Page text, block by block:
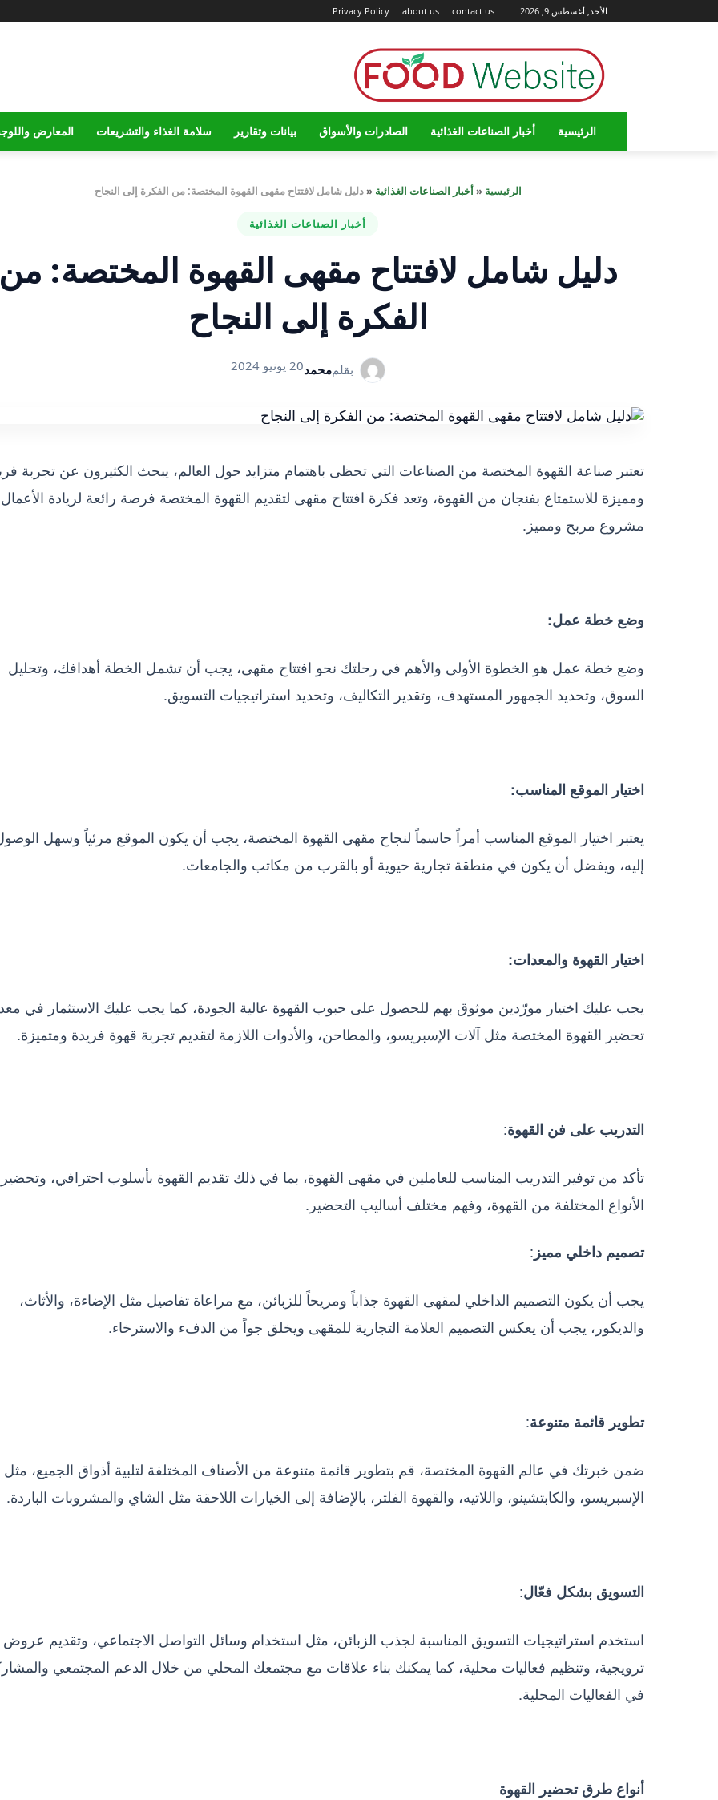
الأحد, أغسطس 9, 2026 Privacy Policy about us contact us
الرئيسية أخبار الصناعات الغذائية الصادرات والأسواق بيانات وتقارير سلامة الغذاء والتشريعات المعارض
الرئيسية «أخبار الصناعات الغذائية «دليل شامل لافتتاح مقهى القهوة المختصة: من الفكرة إلى النجاح
أخبار الصناعات الغذائية
دليل شامل لافتتاح مقهى القهوة المختصة:
الفكرة إلى النجاح
بقلممحمد20 يونيو 2024
تعتبر صناعة القهوة المختصة من الصناعات التي تحظى باهتمام متزايد حول العالم، يبحث الكثيرون عن تجربة
ومميزة للاستمتاع بفنجان من القهوة، وتعد فكرة افتتاح مقهى لتقديم القهوة المختصة فرصة رائعة لريادة الأعمال
مشروع مربح ومميز.
وضع خطة عمل:
وضع خطة عمل هو الخطوة الأولى والأهم في رحلتك نحو افتتاح مقهى، يجب أن تشمل الخطة أهدافك، وتحليل
السوق، وتحديد الجمهور المستهدف، وتقدير التكاليف، وتحديد استراتيجيات التسويق.
اختيار الموقع المناسب:
يعتبر اختيار الموقع المناسب أمراً حاسماً لنجاح مقهى القهوة المختصة، يجب أن يكون الموقع مرئياً وسهل
إليه، ويفضل أن يكون في منطقة تجارية حيوية أو بالقرب من مكاتب والجامعات.
اختيار القهوة والمعدات:
يجب عليك اختيار مورّدين موثوق بهم للحصول على حبوب القهوة عالية الجودة، كما يجب عليك الاستثمار في
تحضير القهوة المختصة مثل آلات الإسبريسو، والمطاحن، والأدوات اللازمة لتقديم تجربة قهوة فريدة ومتميزة.
التدريب على فن القهوة:
تأكد من توفير التدريب المناسب للعاملين في مقهى القهوة، بما في ذلك تقديم القهوة بأسلوب احترافي، وتحضير
الأنواع المختلفة من القهوة، وفهم مختلف أساليب التحضير.
تصميم داخلي مميز :
يجب أن يكون التصميم الداخلي لمقهى القهوة جذاباً ومريحاً للزبائن، مع مراعاة تفاصيل مثل الإضاءة، والأثاث،
والديكور، يجب أن يعكس التصميم العلامة التجارية للمقهى ويخلق جواً من الدفء والاسترخاء.
تطوير قائمة متنوعة:
ضمن خبرتك في عالم القهوة المختصة، قم بتطوير قائمة متنوعة من الأصناف المختلفة لتلبية أذواق الجميع، مثل
الإسبريسو، والكابتشينو، واللاتيه، والقهوة الفلتر، بالإضافة إلى الخيارات اللاحقة مثل الشاي والمشروبات الباردة.
التسويق بشكل فعّال:
استخدم استراتيجيات التسويق المناسبة لجذب الزبائن، مثل استخدام وسائل التواصل الاجتماعي، وتقديم عروض
ترويجية، وتنظيم فعاليات محلية، كما يمكنك بناء علاقات مع مجتمعك المحلي من خلال الدعم المجتمعي
في الفعاليات المحلية.
أنواع طرق تحضير القهوة